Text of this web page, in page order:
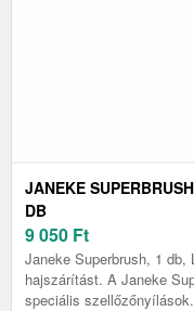
JANEKE
DB
9 050 Ft
Janeke Superbrush, 1
hajszárítást. A Janeke
speciális